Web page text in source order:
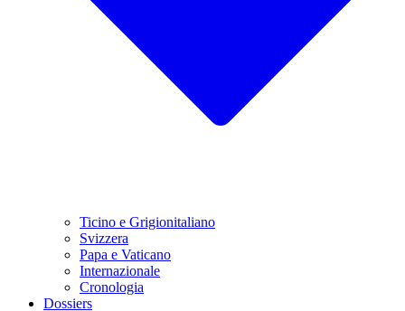
Ticino e Grigionitaliano
Svizzera
Papa e Vaticano
Internazionale
Cronologia
Dossiers